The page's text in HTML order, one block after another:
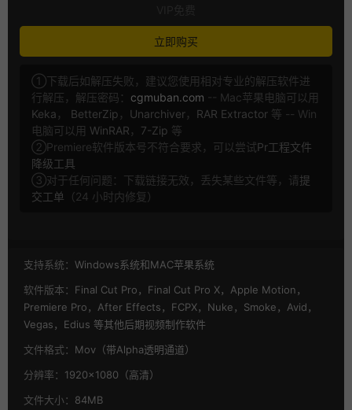
立即购买
①下载后如解压失败，建议您使用相对专业的解压软件进
行解压，解压密码： cgmuban.com -- Mac苹果电脑可以用
Keka ， BetterZip ， Unarchiver， RAR Extractor 等 -- Win
电脑可以用 WinRAR ， 7-Zip 等
②Premiere软件版本号不符合要求，可以尝试Pr工程文件
降级工具
③对于任何问题：下载链接无效，丢失某些文件等，请提
交工单 （24 小时内修复）
支持系统： Windows系统和MAC苹果系统
软件版本： Final Cut Pro，Final Cut Pro X，Apple Motion，
Premiere Pro，After Effects，FCPX，Nuke，Smoke，Avid，
Vegas，Edius 等其他后期视频制作软件
文件格式： Mov（带Alpha透明通道）
分辨率： 1920×1080（高清）
文件大小： 84MB